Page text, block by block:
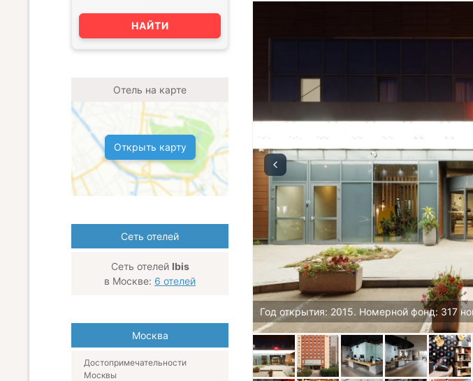
Год открытия: 2015. Номерной фонд: 317
НАЙТИ
Отель на карте
Открыть карту
Сеть отелей
Сеть отелей Ibis
в Москве: 6 отелей
Москва
Достопримечательности
Москвы